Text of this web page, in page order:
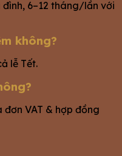
6–12 tháng/lần với
không?
lễ Tết.
VAT & hợp đồng